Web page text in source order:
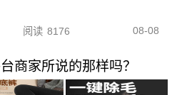
阅读 8176 08-08
商家所说的那样吗？